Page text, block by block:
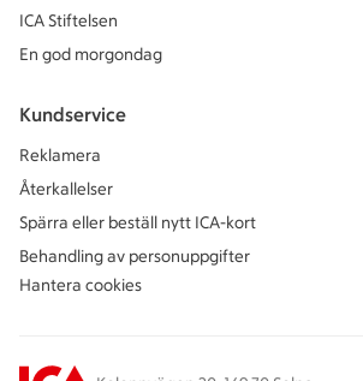
ICA Stiftelsen
En god morgondag
Kundservice
Reklamera
Återkallelser
Spärra eller beställ nytt ICA-kort
Behandling av personuppgifter
Hantera cookies